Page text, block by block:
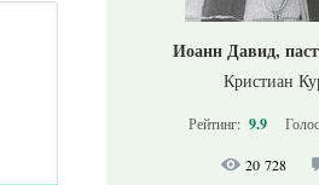
Иоанн Давид,
Кристиан
Рейтинг: 9.9
20 728